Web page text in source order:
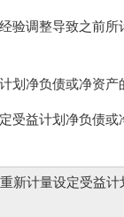
调整导致之前所
净负债或净资产
益计划净负债或
新计量设定受益